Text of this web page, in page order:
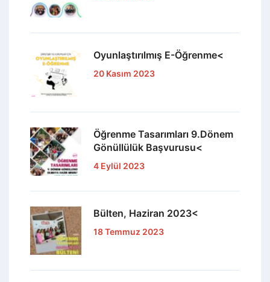
Oyunlaştırılmış E-Öğrenme<
20 Kasım 2023
Öğrenme Tasarımları 9.Dönem
Gönüllülük Başvurusu<
4 Eylül 2023
Bülten, Haziran 2023<
18 Temmuz 2023